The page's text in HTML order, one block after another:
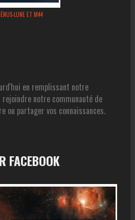
LUNE ET M44
en remplissant notre
rejoindre notre communauté de
ou partager vos connaissances.
FACEBOOK